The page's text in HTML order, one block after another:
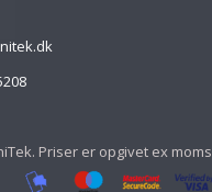
Priser er opgivet ex moms